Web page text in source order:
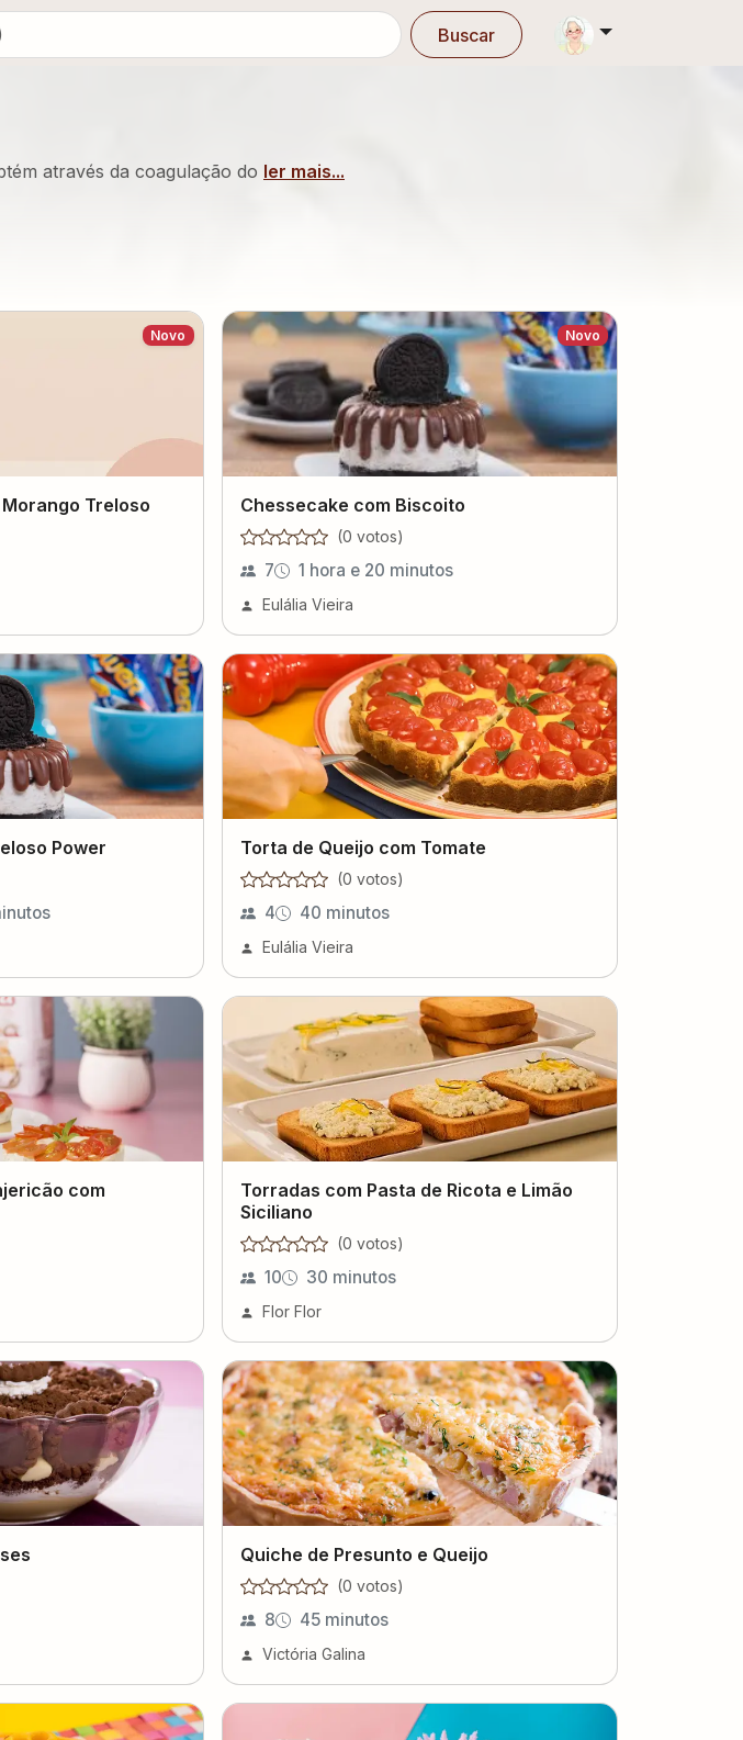
Buscar
através da coagulação do ler mais...
Novo
Treloso
Novo
Chessecake com Biscoito
(0 votos)
7 1 hora e 20 minutos
Eulália Vieira
Power Torta de Queijo com Tomate
(0 votos)
4 40 minutos
Eulália Vieira
com
Torradas com Pasta de Ricota e Limão
Siciliano
(0 votos)
10 30 minutos
Flor Flor
Quiche de Presunto e Queijo
(0 votos)
8 45 minutos
Victória Galina